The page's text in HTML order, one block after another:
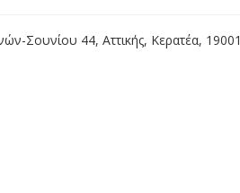
Σουνίου 44, Αττικής, Κερατέα, 19001